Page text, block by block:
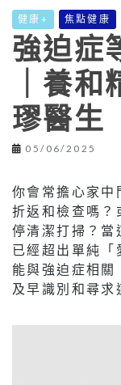
健康+ 焦點健康
強迫症
｜養
璆醫生
05/06/2025
你會常擔心家中
折返和檢查嗎？
停清潔打掃？當
已經超出單純「
能與強迫症相關
及早識別和尋求